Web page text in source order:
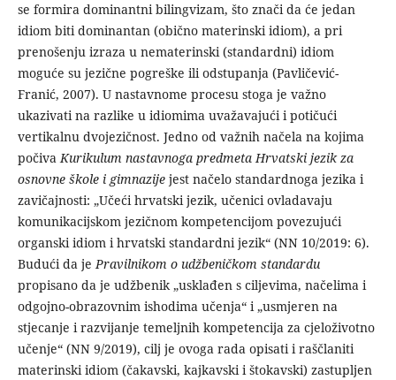
se formira dominantni bilingvizam, što znači da će jedan
idiom biti dominantan (obično materinski idiom), a pri
prenošenju izraza u nematerinski (standardni) idiom
moguće su jezične pogreške ili odstupanja (Pavličević-
Franić, 2007). U na­stavnome procesu stoga je važno
ukazivati na razlike u idiomi­ma uvažavajući i potičući
vertikalnu dvojezičnost. Jedno od važ­nih načela na kojima
počivaKurikulum nastavnoga predmeta Hrvatski jezik za
osnovne škole i gimnazije jest načelo standar­dnoga jezika i
zavičajnosti: „Učeći hrvatski jezik, učenici ovla­davaju
komunikacijskom jezičnom kompetencijom povezujući
organski idiom i hrvatski standardni jezik“ (NN 10/2019: 6).
Budući da jePravilnikom o udžbeničkom standardu
propisano da je udžbenik „usklađen s ciljevima, načelima i
odgojno-obra­zovnim ishodima učenja“ i „usmjeren na
stjecanje i razvijanje temeljnih kompetencija za cjeloživotno
učenje“ (NN 9/2019), cilj je ovoga rada opisati i raščlaniti
materinski idiom (čakavski, kajkavski i štokavski) zastupljen